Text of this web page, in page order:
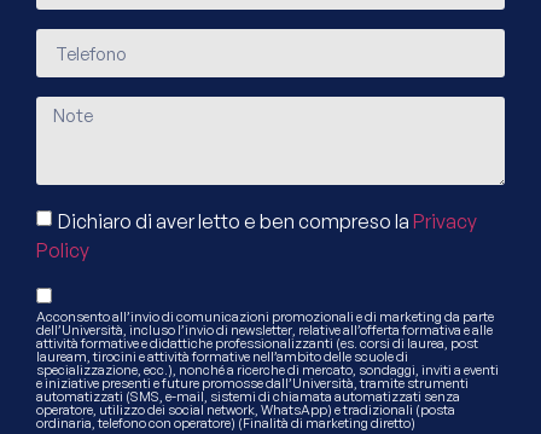
Dichiaro di aver letto e ben compreso la Privacy
Policy
Acconsento all’invio di comunicazioni promozionali e di marketing da parte
dell’Università, incluso l’invio di newsletter, relative all’offerta formativa e alle
attività formative e didattiche professionalizzanti (es. corsi di laurea, post
lauream, tirocini e attività formative nell’ambito delle scuole di
specializzazione, ecc.), nonché a ricerche di mercato, sondaggi, inviti a eventi
e iniziative presenti e future promosse dall’Università, tramite strumenti
automatizzati (SMS, e-mail, sistemi di chiamata automatizzati senza
operatore, utilizzo dei social network, WhatsApp) e tradizionali (posta
ordinaria, telefono con operatore) (Finalità di marketing diretto)